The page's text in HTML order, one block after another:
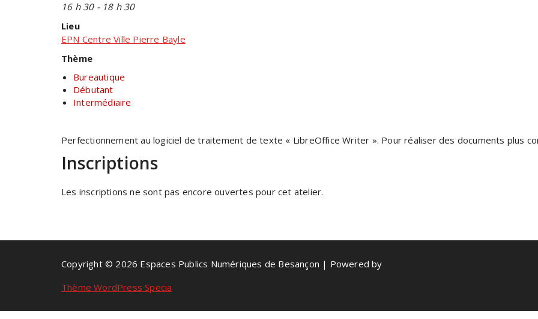
16 h 30 - 18 h 30
Lieu
EPN Centre Ville Pierre Bayle
Thème
Bureautique
Débutant
Intermédiaire
Perfectionnement au logiciel de traitement de texte « LibreOffice Writer ». Pour réaliser des documents plus
Inscriptions
Les inscriptions ne sont pas encore ouvertes pour cet atelier.
Copyright © 2026 Espaces Publics Numériques de Besançon | Powered by
Thème WordPress Specia